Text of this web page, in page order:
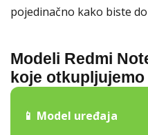
pojedinačno kako biste
Modeli Redmi
koje otkupljujemo
📱 Model uređaja